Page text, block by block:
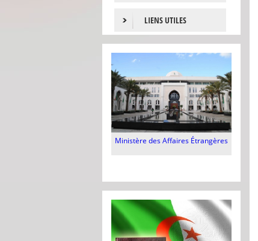
LIENS UTILES
Ministère des Affaires Étrangères